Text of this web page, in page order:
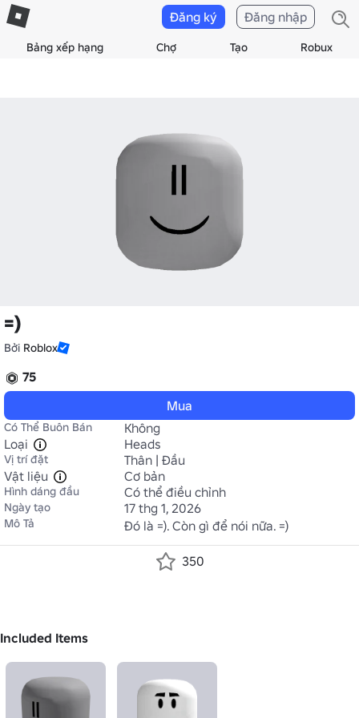
Bảng xếp hạng Chợ Tạo Robux
Đăng ký Đăng nhập
=)
Bởi Roblox
75
Mua
Có Thể Buôn Bán
Không
Loại
Heads
Vị trí đặt
Thân | Đầu
Vật liệu
Cơ bản
Hình dáng đầu Có thể điều chỉnh
Ngày tạo 17 thg 1, 2026
Mô Tả Đó là =). Còn gì để nói nữa. =)
350
Included Items